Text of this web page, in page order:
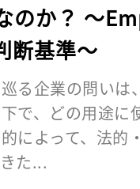
のか？ 〜
断基準〜
る企業の問いは
で、どの用途に
によって、法的
た...